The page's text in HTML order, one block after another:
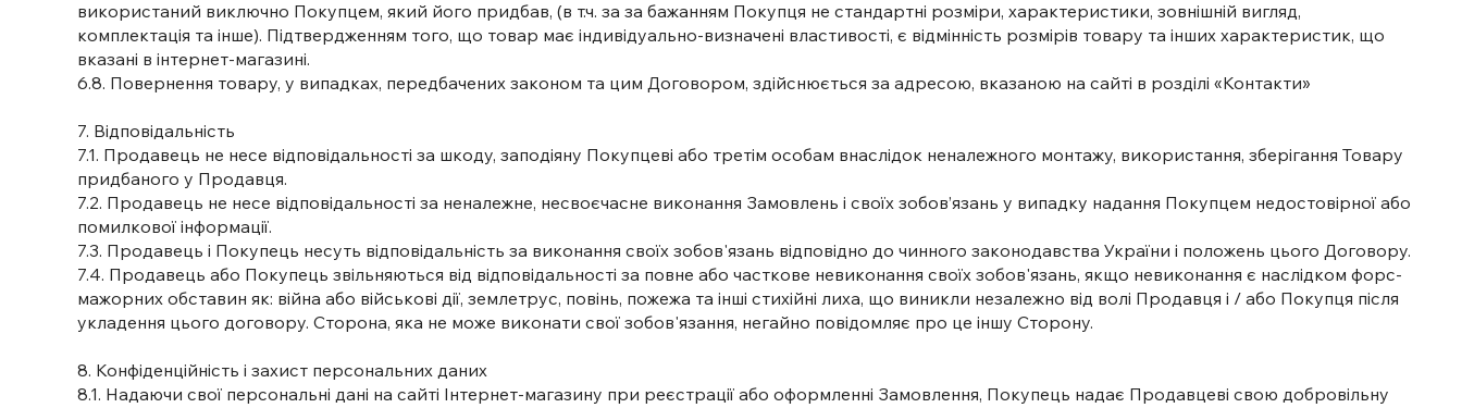
використаний виключно Покупцем, який його придбав, (в т.ч. за за бажанням Покупця не стандартні розміри, характеристики, зовнішній вигляд,
комплектація та інше). Підтвердженням того, що товар має індивідуально-визначені властивості, є відмінність розмірів товару та інших характеристик, що
вказані в інтернет-магазині.
6.8. Повернення товару, у випадках, передбачених законом та цим Договором, здійснюється за адресою, вказаною на сайті в розділі «Контакти»
7. Відповідальність
7.1. Продавець не несе відповідальності за шкоду, заподіяну Покупцеві або третім особам внаслідок неналежного монтажу, використання, зберігання Товару
придбаного у Продавця.
7.2. Продавець не несе відповідальності за неналежне, несвоєчасне виконання Замовлень і своїх зобов’язань у випадку надання Покупцем недостовірної або
помилкової інформації.
7.3. Продавець і Покупець несуть відповідальність за виконання своїх зобов'язань відповідно до чинного законодавства України і положень цього Договору.
7.4. Продавець або Покупець звільняються від відповідальності за повне або часткове невиконання своїх зобов'язань, якщо невиконання є наслідком форс-
мажорних обставин як: війна або військові дії, землетрус, повінь, пожежа та інші стихійні лиха, що виникли незалежно від волі Продавця і / або Покупця після
укладення цього договору. Сторона, яка не може виконати свої зобов'язання, негайно повідомляє про це іншу Сторону.
8. Конфіденційність і захист персональних даних
8.1. Надаючи свої персональні дані на сайті Інтернет-магазину при реєстрації або оформленні Замовлення, Покупець надає Продавцеві свою добровільну